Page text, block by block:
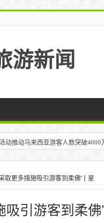
游新闻
动推动马来西亚游客人数突破4000
和中东创作者聚集在马来西亚 –
取更多措施吸引游客到柔佛’ | 星
吸引游客到柔佛